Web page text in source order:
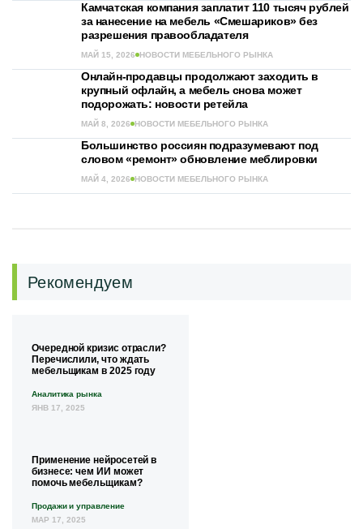
Камчатская компания заплатит 110 тысяч рублей
за нанесение на мебель «Смешариков» без
разрешения правообладателя
МАЙ 15, 2026 НОВОСТИ МЕБЕЛЬНОГО РЫНКА
Онлайн-продавцы продолжают заходить в
крупный офлайн, а мебель снова может
подорожать: новости ретейла
МАЙ 8, 2026 НОВОСТИ МЕБЕЛЬНОГО РЫНКА
Большинство россиян подразумевают под
словом «ремонт» обновление меблировки
МАЙ 4, 2026 НОВОСТИ МЕБЕЛЬНОГО РЫНКА
Рекомендуем
Очередной кризис отрасли?
Перечислили, что ждать
мебельщикам в 2025 году
Аналитика рынка
ЯНВ 17, 2025
Применение нейросетей в
бизнесе: чем ИИ может
помочь мебельщикам?
Продажи и управление
МАР 17, 2025